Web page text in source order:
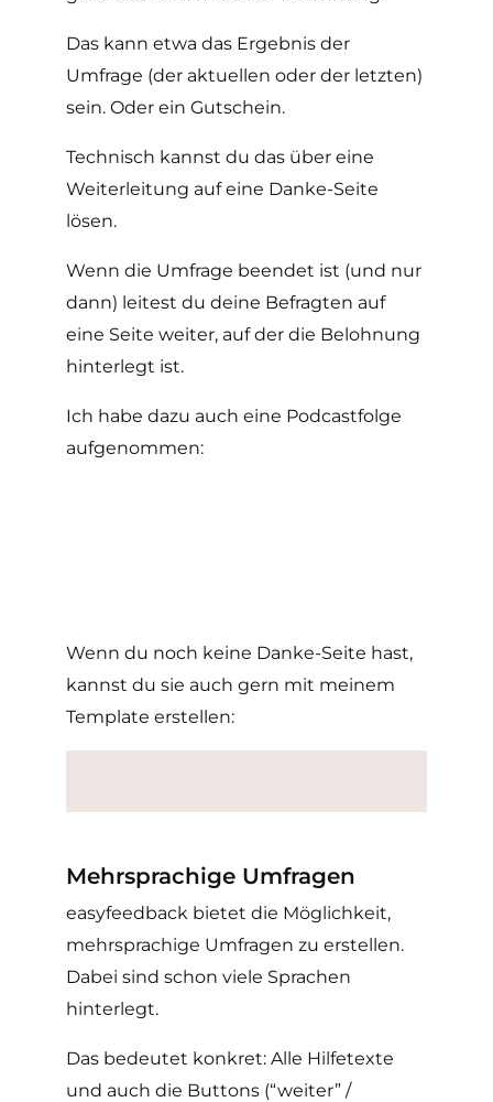
Das kann etwa das Ergebnis der
Umfrage (der aktuellen oder der letzten)
sein. Oder ein Gutschein.
Technisch kannst du das über eine
Weiterleitung auf eine Danke-Seite
lösen.
Wenn die Umfrage beendet ist (und nur
dann) leitest du deine Befragten auf
eine Seite weiter, auf der die Belohnung
hinterlegt ist.
Ich habe dazu auch eine Podcastfolge
aufgenommen:
Wenn du noch keine Danke-Seite hast,
kannst du sie auch gern mit meinem
Template erstellen:
Mehrsprachige Umfragen
easyfeedback bietet die Möglichkeit,
mehrsprachige Umfragen zu erstellen.
Dabei sind schon viele Sprachen
hinterlegt.
Das bedeutet konkret: Alle Hilfetexte
und auch die Buttons (“weiter” /